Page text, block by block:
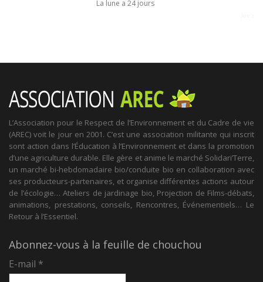
La lune a 24 jours
L’Association pour le Respect de l’Environnement et du Cadre de vie
(AREC) voit le jour en 2001. C’est une association militante qui inscrit
sont action dans l’Éducation à l’Environnement et dans la promotion
d’une agriculture durable. Elle gère et anime le marché Solidari’Terre,
un marché bi-hebdomadaire bio/conduite bio en collaboration avec
ses producteurs-partenaires, et organise différentes actions autour
de l’écologie… Ateliers de jardinage bio, Projection de Films-débats,
animations, prestations, conseils, Rencontres, Événementiels… Le
Retour à l’Essentiel.
Abonnez-vous à la feuille de chouchou
E-mail *